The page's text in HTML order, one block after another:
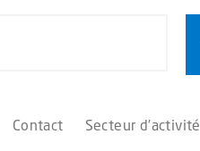
Contact Secteur d’activité